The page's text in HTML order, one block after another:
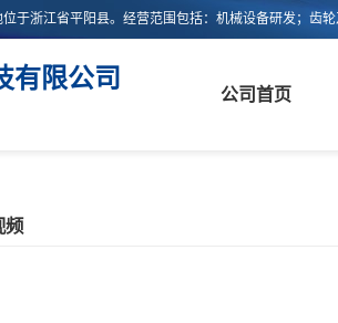
有限公司
公司首页
频